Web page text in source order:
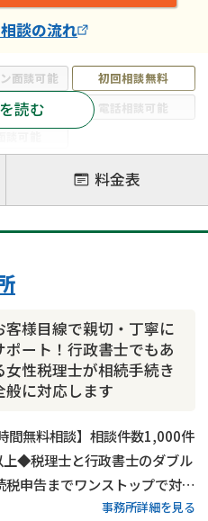
面談可能
初回相談無料
電話可能
電話相談可能
放棄
相続登記
害額請求
相続税申告
続き
税
産調査
読む
談の流れ
料金表
客様目線で親切・丁寧に
ポート！行政書士でもあ
女性税理士が相続手続き
般に対応します
間無料相談】相談件数1,000件
◆税理士と行政書士のダブル
申告までワンストップで対応
る女性税理士が、お客様の気
事務所詳細を見る